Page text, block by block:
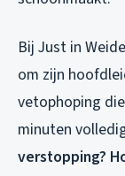
Bij Just in
om zijn
vetophoping
minuten
verstopping?